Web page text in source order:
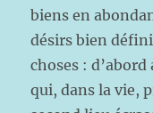
biens en
désirs bien
choses :
qui, dans la vie,